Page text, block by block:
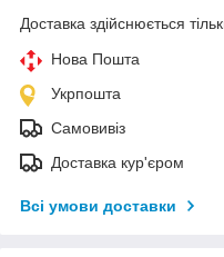
Доставка здійснюється
Нова Пошта
Укрпошта
Самовивіз
Доставка кур'єром
Всі умови доставки